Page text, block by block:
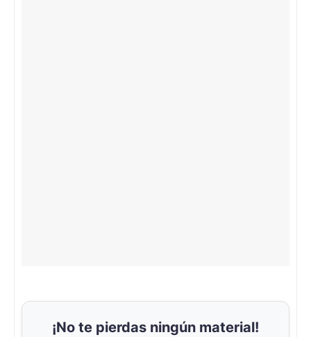
¡No te pierdas ningún material!